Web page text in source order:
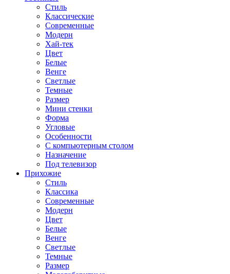
Стиль
Классические
Современные
Модерн
Хай-тек
Цвет
Белые
Венге
Светлые
Темные
Размер
Мини стенки
Форма
Угловые
Особенности
С компьютерным столом
Назначение
Под телевизор
Прихожие
Стиль
Классика
Современные
Модерн
Цвет
Белые
Венге
Светлые
Темные
Размер